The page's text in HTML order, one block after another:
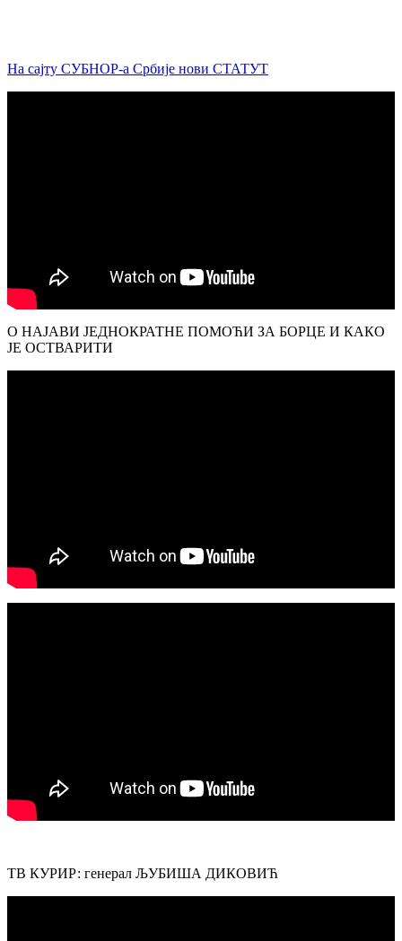
На сајту СУБНОР-а Србије нови СТАТУТ
О НАЈАВИ ЈЕДНОКРАТНЕ ПОМОЋИ ЗА БОРЦЕ И КАКО
ЈЕ ОСТВАРИТИ
ТВ КУРИР: генерал ЉУБИША ДИКОВИЋ